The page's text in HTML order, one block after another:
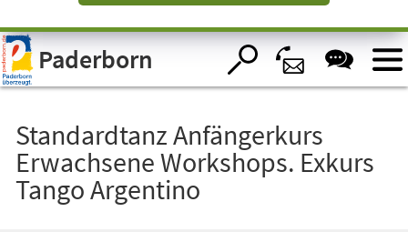
Visuelle
Assistenzsoftware
öffnen.Paderborn
Standardtanz Anfängerkurs
Erwachsene Workshops. Exkurs
Tango Argentino